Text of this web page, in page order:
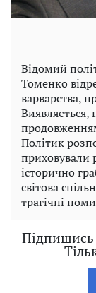
Відомий
Томенко
варварства,
Політик
приховували
історично
світова
трагічні
Підпишись